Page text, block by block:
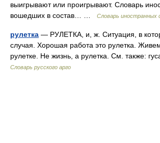
выигрывают или проигрывают. Словарь
вошедших в состав… …
Словарь иностранных
рулетка — РУЛЕТКА, и, ж. Ситуация, в
случая. Хорошая работа это рулетка.
рулетке. Не жизнь, а рулетка. См. также:
Словарь русского арго